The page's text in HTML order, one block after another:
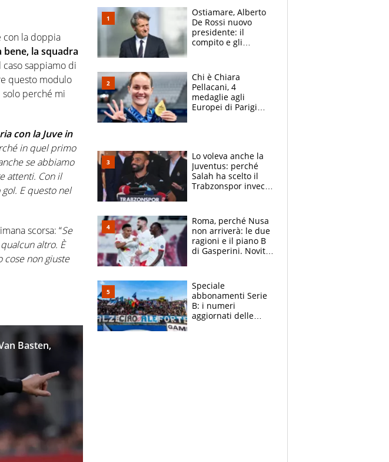
con la doppia
la squadra
sappiamo di
questo modulo
solo perché mi
con la Juve in
in quel primo
se abbiamo
attenti. Con il
E questo nel
scorsa: “Se
altro. È
cose non giuste
Basten,
Ostiamare, Alberto
De Rossi nuovo
presidente: il
compito e gli
Chi è Chiara
Pellacani, 4
medaglie agli
Europei di Parigi
fratello calciatore
Lo voleva anche la
Juventus: perché
Salah ha scelto il
Trabzonspor invece
Roma, perché Nusa
non arriverà: le due
ragioni e il piano B
di Gasperini. Novità
Speciale
abbonamenti Serie
B: i numeri
aggiornati delle